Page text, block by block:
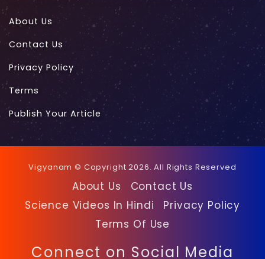
About Us
Contact Us
Privacy Policy
Terms
Publish Your Article
Vigyanam © Copyright 2026. All Rights Reserved
About Us
Contact Us
Science Videos In Hindi
Privacy Policy
Terms Of Use